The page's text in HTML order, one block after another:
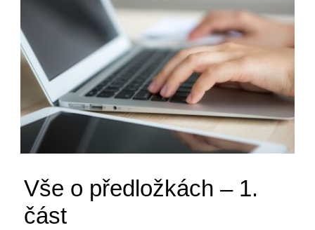
Vše o předložkách – 1.
část